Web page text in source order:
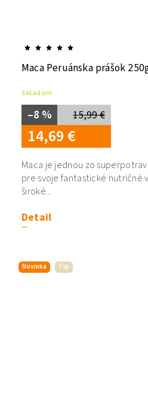
Maca Peruánska prášok
Skladom
15,99 €
–8 %
14,69 €
Detail
Maca je jednou zo
pre svoje fantastické nutričné
široké...
Novinka Tip